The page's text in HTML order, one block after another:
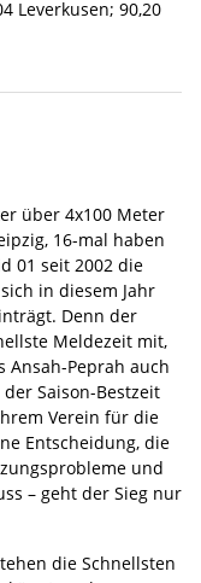
Leverkusen; 90,20
über 4x100 Meter
16-mal haben
01 seit 2002 die
in diesem Jahr
Denn der
Meldezeit mit,
Ansah-Peprah auch
Saison-Bestzeit
Verein für die
Entscheidung, die
und
– geht der Sieg nur
die Schnellsten